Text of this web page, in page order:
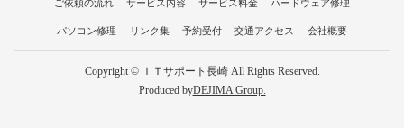
ご依頼の流れ サービス内容 サービス料金 ハードウェア修理
パソコン修理 リンク集 予約受付 交通アクセス 会社概要
Copyright © ＩＴサポート長崎 All Rights Reserved.
Produced byDEJIMA Group.